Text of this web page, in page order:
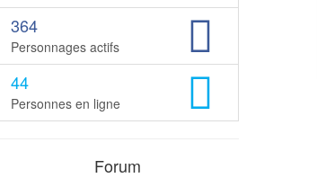
364
Personnages actifs
44
Personnes en ligne
Forum